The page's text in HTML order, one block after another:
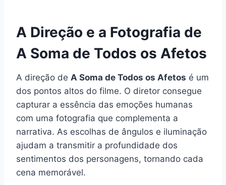
A Direção e a Fotografia de
A Soma de Todos os Afetos
A direção de A Soma de Todos os Afetos é um
dos pontos altos do filme. O diretor consegue
capturar a essência das emoções humanas
com uma fotografia que complementa a
narrativa. As escolhas de ângulos e iluminação
ajudam a transmitir a profundidade dos
sentimentos dos personagens, tornando cada
cena memorável.